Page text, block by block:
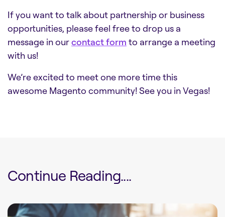
If you want to talk about partnership or business
opportunities, please feel free to drop us a
message in ourcontact form to arrange a meeting
with us!
We’re excited to meet one more time this
awesome Magento community! See you in Vegas!
Continue Reading....